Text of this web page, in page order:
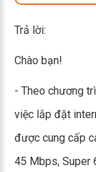
Trả lời:
Chào bạn!
- Theo chương
việc lắp đặt
được cung cấp
45 Mbps, Super